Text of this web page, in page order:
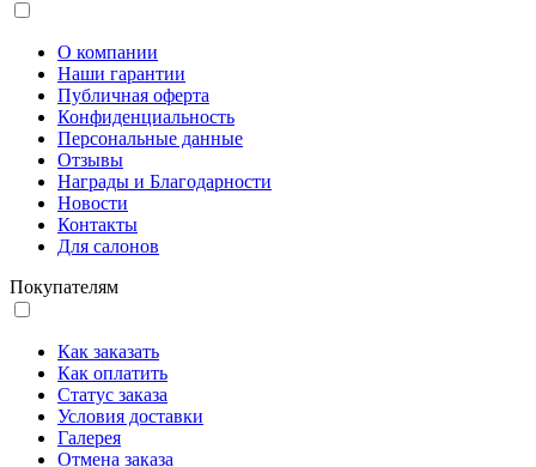
О компании
Наши гарантии
Публичная оферта
Конфиденциальность
Персональные данные
Отзывы
Награды и Благодарности
Новости
Контакты
Для салонов
Покупателям
Как заказать
Как оплатить
Статус заказа
Условия доставки
Галерея
Отмена заказа